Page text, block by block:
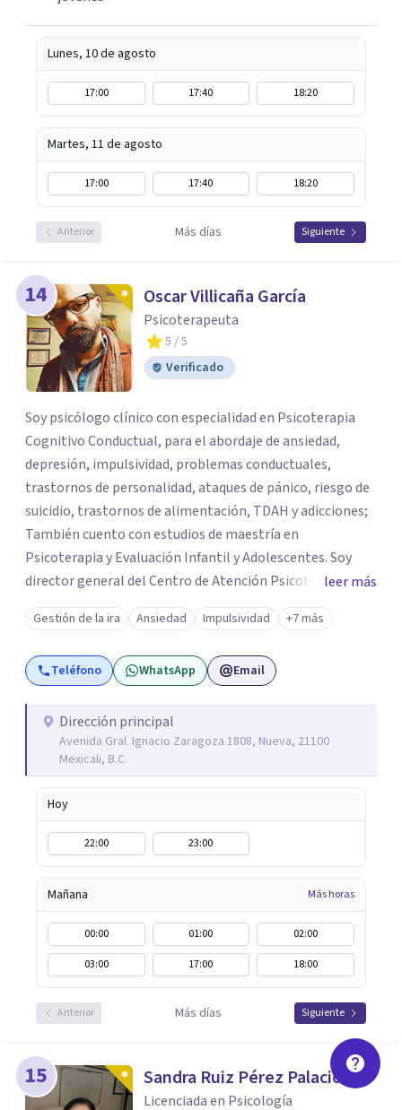
Lunes, 10 de agosto
17:00 17:40 18:20
Martes, 11 de agosto
17:00 17:40 18:20
Anterior Más días Siguiente
14 Oscar Villicaña García
Psicoterapeuta
5 / 5
Verificado
Soy psicólogo clínico con especialidad en Psicoterapia
Cognitivo Conductual, para el abordaje de ansiedad,
depresión, impulsividad, problemas conductuales,
trastornos de personalidad, ataques de pánico, riesgo de
suicidio, trastornos de alimentación, TDAH y adicciones;
También cuento con estudios de maestría en
Psicoterapia y Evaluación Infantil y Adolescentes. Soy
director general del Centro de Atención Psicológica y
Aprendizaje Mák Psap, trabajo proceso psicoterapéutico
con adultos y adolescentes, evaluaciones psicológicas
integrales con niños desde los 2 años y medio hasta
jóvenes de 17, realizo diagnósticos psicológicos clínicos
asesoría, conferencias y talleres en empresas y escuelas,
abordando distintos temas de inteligencia emocional y
salud mental.
leer más
Gestión de la ira Ansiedad Impulsividad +7 más
Teléfono WhatsApp Email
Dirección principal
Avenida Gral. Ignacio Zaragoza 1808, Nueva, 21100
Mexicali, B.C.
Hoy
22:00 23:00
Mañana Más horas
00:00 01:00
02:00
03:00
17:00 18:00
Anterior Más días Siguiente
15 Sandra Ruiz Pérez Palacios
Licenciada en Psicología